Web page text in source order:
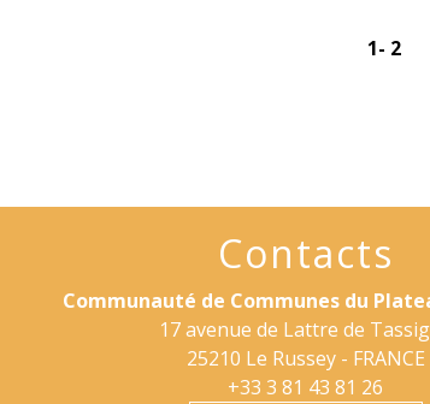
1- 2
Contacts
Communauté de Communes du
17 avenue de Lattre de
25210 Le Russey - FRANCE
+33 3 81 43 81 26